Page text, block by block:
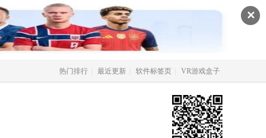
✕
热门排行 最近更新 软件标签页 VR游戏盒子